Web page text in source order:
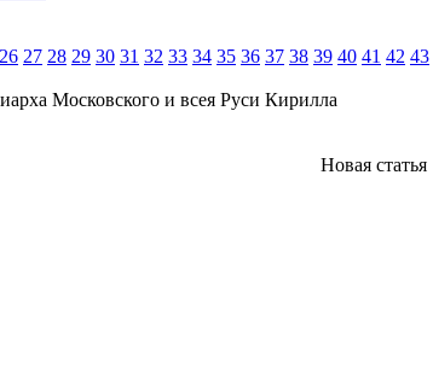
26 27 28 29 30 31 32 33 34 35 36 37 38 39 40 41 42 43
Московского и всея Руси Кирилла
Новая статья